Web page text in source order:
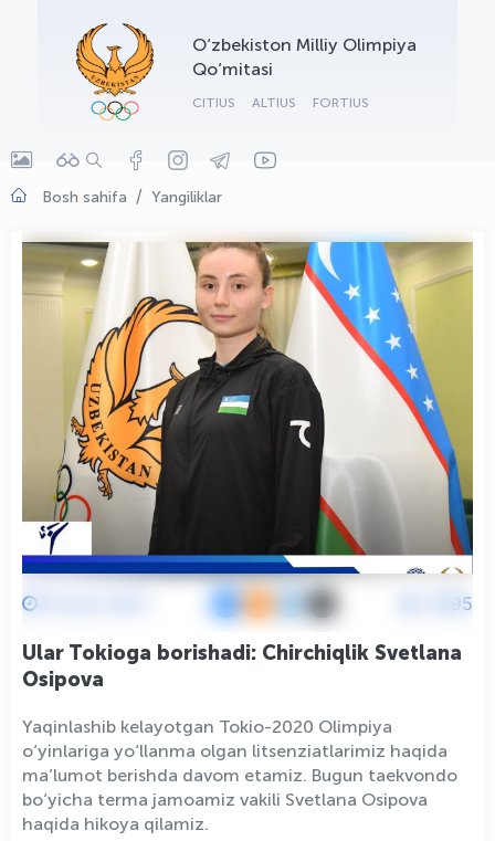
O‘zbekiston Milliy Olimpiya
Qo‘mitasi
CITIUS ALTIUS FORTIUS
Bosh sahifa Yangiliklar
6995
Ular Tokioga borishadi: Chirchiqlik Svetlana
Osipova
Yaqinlashib kelayotgan Tokio-2020 Olimpiya
o‘yinlariga yo‘llanma olgan litsenziatlarimiz haqida
ma’lumot berishda davom etamiz. Bugun taekvondo
bo‘yicha terma jamoamiz vakili Svetlana Osipova
haqida hikoya qilamiz.
OLYMPCHIK AI - yordamchi
Onlayn · olympic.uz